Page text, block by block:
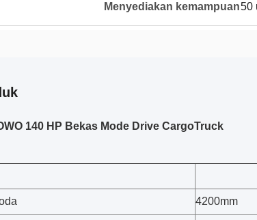
Menyediakan kemampuan50
140 HP Bekas Mode Drive CargoTruck
4200mm